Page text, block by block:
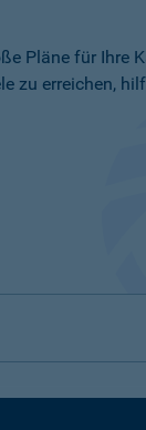
Pläne für Ihre
zu erreichen,